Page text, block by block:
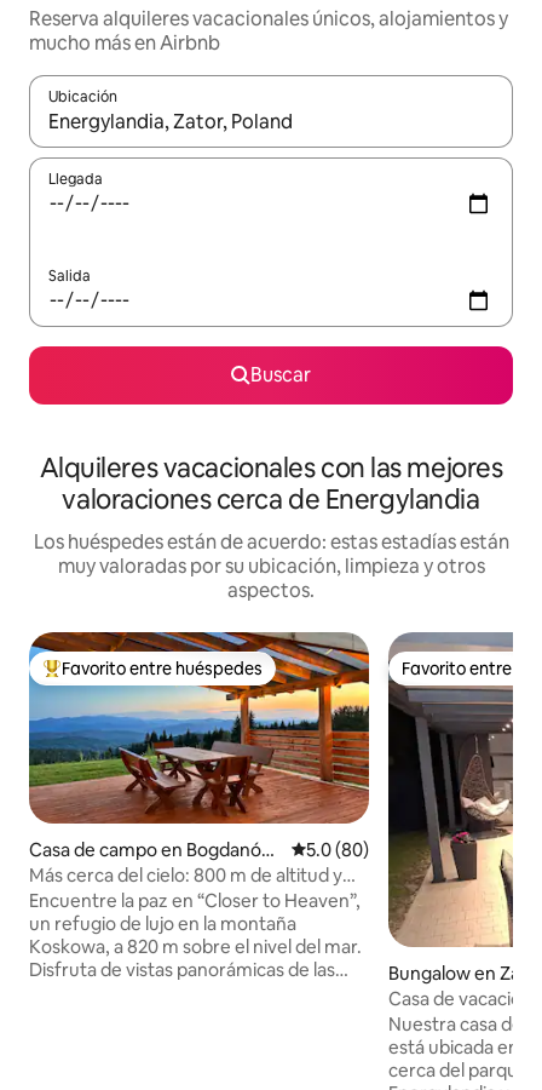
Reserva alquileres vacacionales únicos, alojamientos y
mucho más en Airbnb
Ubicación
Cuando los resultados estén disponibles, navega con las
Llegada
Salida
Buscar
Alquileres vacacionales con las mejores
valoraciones cerca de Energylandia
Los huéspedes están de acuerdo: estas estadías están
muy valoradas por su ubicación, limpieza y otros
aspectos.
Favorito entre huéspedes preferido
Favorito entre huéspedes
Casa de campo en Bogdanów
ka
Calificación promedio: 5.0 de
5.0 (80)
Más cerca del cielo: 800 m de altitud y
spa al aire libre
Encuentre la paz en “Closer to Heaven”,
un refugio de lujo en la montaña
Koskowa, a 820 m sobre el nivel del mar.
Disfruta de vistas panorámicas de las
Favorito entre
Favorito entre
Bungalow en
Casa de
Energylandia
Nuestra casa de
está ubicada en
cerca del parque